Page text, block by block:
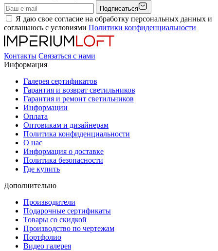
Подписаться
Я даю свое согласие на обработку персональных данных и
соглашаюсь с условиями Политики конфиденциальности
Контакты Связаться с нами
Информация
Галерея сертификатов
Гарантия и возврат светильников
Гарантия и ремонт светильников
Информации
Оплата
Оптовикам и дизайнерам
Политика конфиденциальности
О нас
Информация о доставке
Политика безопасности
Где купить
Дополнительно
Производители
Подарочные сертификаты
Товары со скидкой
Производство по чертежам
Портфолио
Видео галерея